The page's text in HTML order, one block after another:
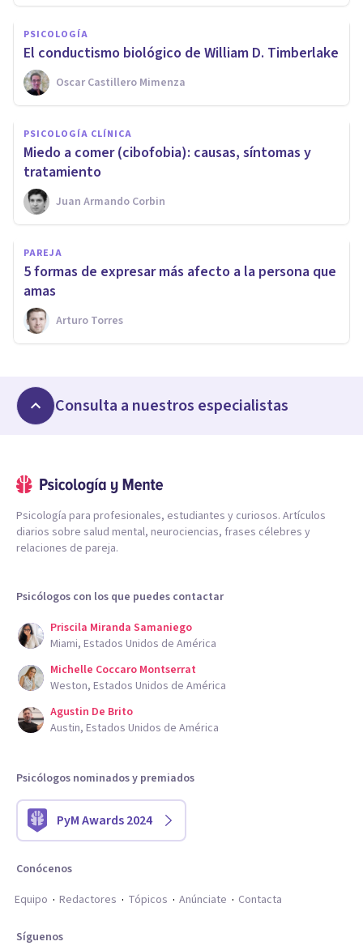
PSICOLOGÍA
El conductismo biológico de William D. Timberlake
Oscar Castillero Mimenza
PSICOLOGÍA CLÍNICA
Miedo a comer (cibofobia): causas, síntomas y
tratamiento
Juan Armando Corbin
PAREJA
5 formas de expresar más afecto a la persona que
amas
Arturo Torres
Consulta a nuestros especialistas
Psicología para profesionales, estudiantes y curiosos. Artículos
diarios sobre salud mental, neurociencias, frases célebres y
relaciones de pareja.
Psicólogos con los que puedes contactar
Priscila Miranda Samaniego
Miami, Estados Unidos de América
Michelle Coccaro Montserrat
Weston, Estados Unidos de América
Agustin De Brito
Austin, Estados Unidos de América
Psicólogos nominados y premiados
PyM Awards 2024
Conócenos
Equipo
Redactores Tópicos Anúnciate Contacta
Síguenos